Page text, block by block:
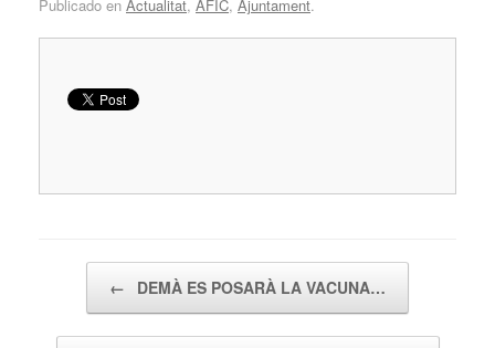
Publicado en Actualitat, AFIC, Ajuntament.
← DEMÀ ES POSARÀ LA VACUNA…